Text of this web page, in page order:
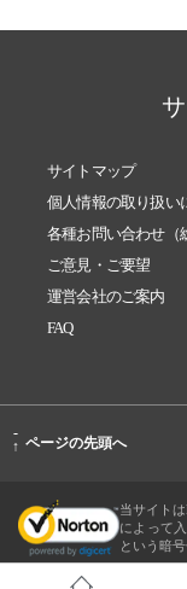
サイトマップ
個人情報の取り扱い
各種お問い合わせ（
ご意見・ご要望
運営会社のご案内
FAQ
-
↑ ページの先頭へ
当サイト
によって
という暗